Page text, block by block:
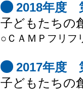
2018年度
子どもたちの
○ＣＡＭＰフリフ
2017年度
子どもたちの